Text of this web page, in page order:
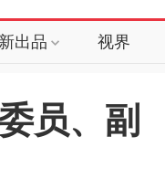
出品 视界
员、副